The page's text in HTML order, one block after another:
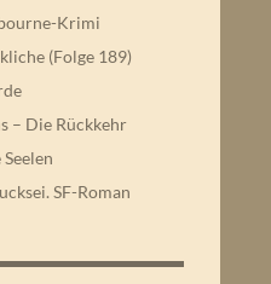
Krimi
(Folge 189)
– Die Rückkehr
SF-Roman